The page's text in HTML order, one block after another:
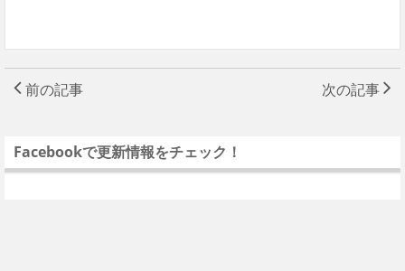
前の記事 次の記事
Facebookで更新情報をチェック！